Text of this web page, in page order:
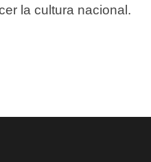
la cultura nacional.